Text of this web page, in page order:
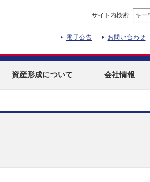
サイト内検索
電子公告 お問い合わせ
資産形成について 会社情報